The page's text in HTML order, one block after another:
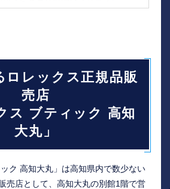
ロレックス正規品販
売店
ス ブティック 高知
大丸」
ック 高知大丸」は高知県内で数少ない
売店として、高知大丸の別館1階で営